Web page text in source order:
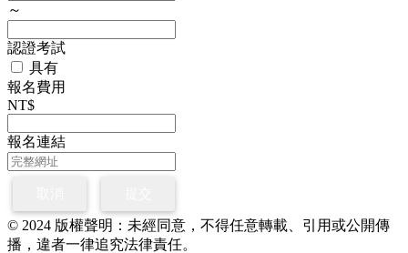
～
認證考試
具有
報名費用
NT$
報名連結
© 2024 版權聲明：未經同意，不得任意轉載、引用或公開傳
播，違者一律追究法律責任。